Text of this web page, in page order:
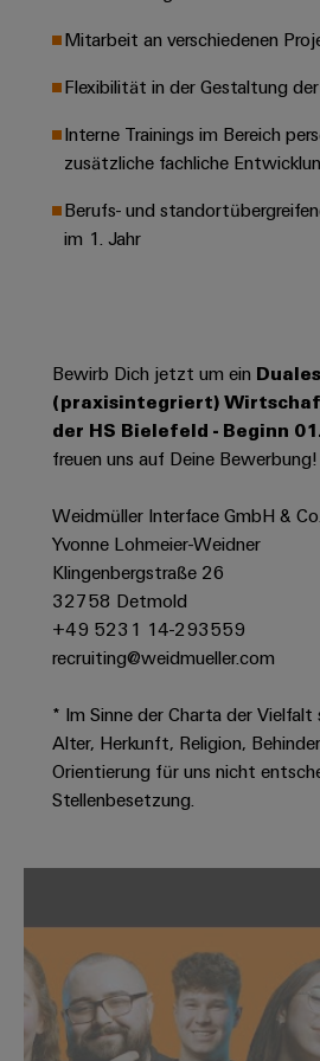
Moderne
digitale
Lösungen
klimafreundliche
Mobilitat
im
Verbindungslösungen
für
die
maritime
Industrie
&
Abwasseraufbereitung
Lösungen
für
die
Wasser-
Wasserstoff
Wasserstoff
als
Schlüsseltechnologie
die
Windenergie
Effizienter
Betrieb
von
Windparks
&
Leiterplattenklemmen
PCB
Connector
Original
Remote
&
Cloud-
Services
Industrial
Werkstatt
&
Werkzeuge
Automaten
Software
Industriedrucker
Industrieleuchte
Infrastructure
Bestückte
Klemmenleisten
Mitarbeit an verschiedenen
Flexibilität in der Gestaltung
Interne Trainings im Bereich
zusätzliche fachliche
Berufs- und
im 1. Jahr
Bewirb Dich jetzt um ein
(praxisintegriert)
der HS Bielefeld - Beginn
freuen uns auf Deine Bewerbung!
Weidmüller Interface GmbH &
Yvonne Lohmeier-Weidner
Klingenbergstraße 26
32758 Detmold
+49 5231 14-293559
recruiting@weidmueller.com
* Im Sinne der Charta der Vielfalt
Alter, Herkunft, Religion,
Orientierung für uns nicht
Stellenbesetzung.